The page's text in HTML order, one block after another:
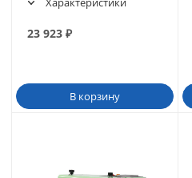
23 923 ₽
В корзину